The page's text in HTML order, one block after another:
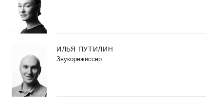
ИЛЬЯ ПУТИЛИН
Звукорежиссер